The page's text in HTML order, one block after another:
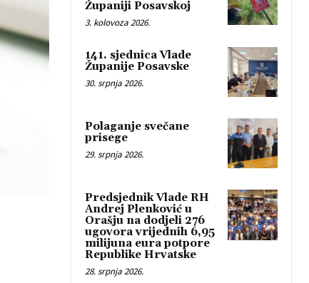
Županiji Posavskoj
3. kolovoza 2026.
141. sjednica Vlade
Županije Posavske
30. srpnja 2026.
Polaganje svečane
prisege
29. srpnja 2026.
Predsjednik Vlade RH
Andrej Plenković u
Orašju na dodjeli 276
ugovora vrijednih 6,95
milijuna eura potpore
Republike Hrvatske
28. srpnja 2026.